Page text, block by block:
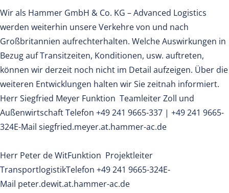
Wir als Hammer GmbH & Co. KG – Advanced Logistics
werden weiterhin unsere Verkehre von und nach
Großbritannien aufrechterhalten. Welche Auswirkungen in
Bezug auf Transitzeiten, Konditionen, usw. auftreten,
können wir derzeit noch nicht im Detail aufzeigen. Über die
weiteren Entwicklungen halten wir Sie zeitnah informiert.
Herr Siegfried Meyer Funktion Teamleiter Zoll und
Außenwirtschaft Telefon +49 241 9665-337 | +49 241 9665-
324E-Mail siegfried.meyer.at.hammer-ac.de
Herr Peter de WitFunktion Projektleiter
TransportlogistikTelefon +49 241 9665-324E-
Mail peter.dewit.at.hammer-ac.de